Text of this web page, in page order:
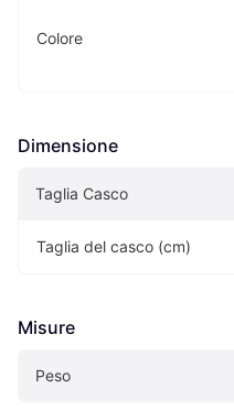
Colore
Dimensione
Taglia Casco
Taglia del casco (cm)
Misure
Peso